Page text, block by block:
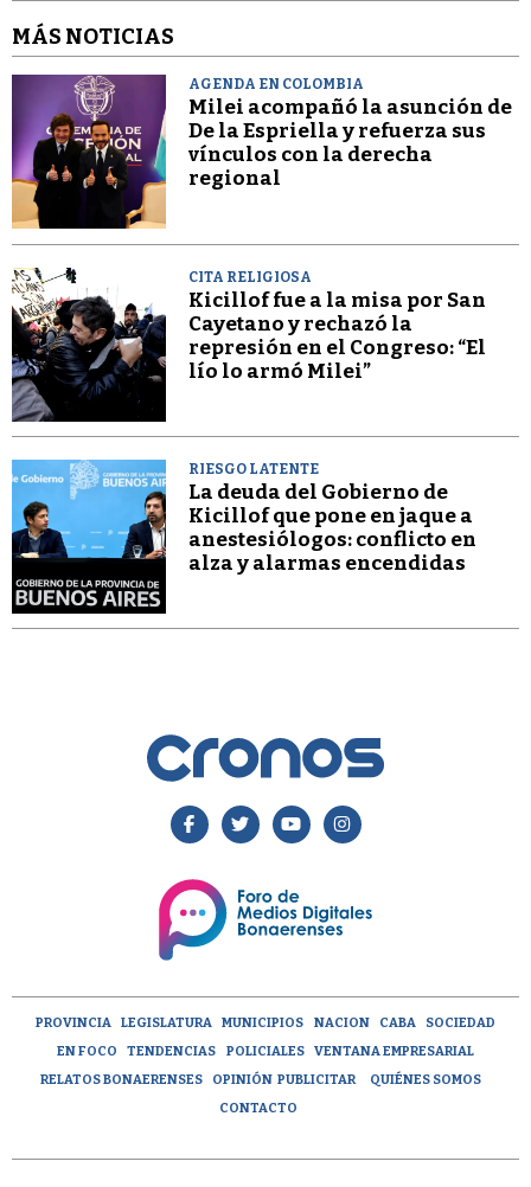
MÁS NOTICIAS
AGENDA EN COLOMBIA
Milei acompañó la asunción de
De la Espriella y refuerza sus
vínculos con la derecha
regional
CITA RELIGIOSA
Kicillof fue a la misa por San
Cayetano y rechazó la
represión en el Congreso: “El
lío lo armó Milei”
RIESGO LATENTE
La deuda del Gobierno de
Kicillof que pone en jaque a
anestesiólogos: conflicto en
alza y alarmas encendidas
PROVINCIA LEGISLATURA MUNICIPIOS NACION CABA
SOCIEDAD
EN FOCO
TENDENCIAS POLICIALES
VENTANA EMPRESARIAL
RELATOS BONAERENSES
OPINIÓN PUBLICITAR
QUIÉNES SOMOS
CONTACTO